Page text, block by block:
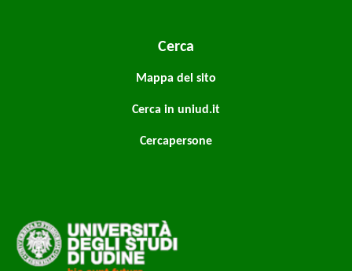
Cerca
Mappa del sito
Cerca in uniud.it
Cercapersone